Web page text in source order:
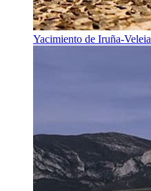
Yacimiento de Iruña-Veleia